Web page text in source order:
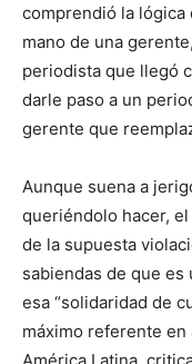
comprendió la lógica
mano de una
periodista que llegó
darle paso a un
gerente que
Aunque suena a
queriéndolo hacer,
de la supuesta
sabiendas de que es
esa “solidaridad de
máximo referente
América Latina,